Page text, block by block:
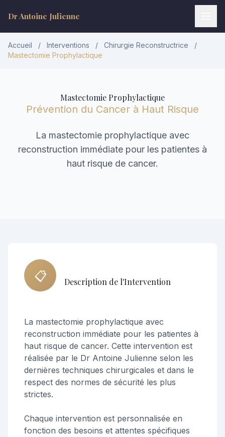
Dr Antoine Julienne
Accueil / Interventions / Chirurgie Reconstructrice
/
Mastectomie Prophylactique
Mastectomie Prophylactique
Prévention du Cancer à Haut Risque
La mastectomie prophylactique avec
reconstruction immédiate pour les patientes à
haut risque de cancer.
📋 Description de l'Intervention
La mastectomie prophylactique avec
reconstruction immédiate pour les patientes à
haut risque de cancer. Cette intervention est
réalisée par le Dr Antoine Julienne selon les
dernières techniques chirurgicales et dans le
respect des normes de sécurité les plus
strictes.
Chaque intervention est personnalisée en
fonction des besoins et attentes spécifiques
Dr Antoine Julienne
Assistant virtuel • Chirurgie plastique